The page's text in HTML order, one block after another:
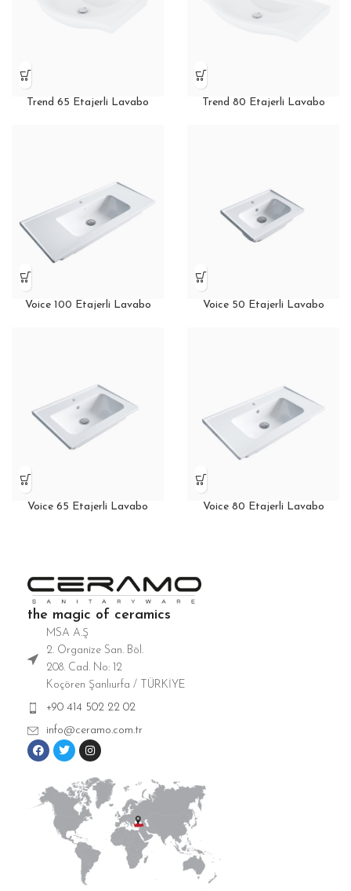
Trend 65 Etajerli Lavabo Trend 80 Etajerli Lavabo
Voice 100 Etajerli Lavabo Voice 50 Etajerli Lavabo
Voice 65 Etajerli Lavabo Voice 80 Etajerli Lavabo
the magic of ceramics
MSA A.Ş
2. Organize San. Böl.
208. Cad. No: 12
Koçören Şanlıurfa / TÜRKİYE
+90 414 502 22 02
info@ceramo.com.tr